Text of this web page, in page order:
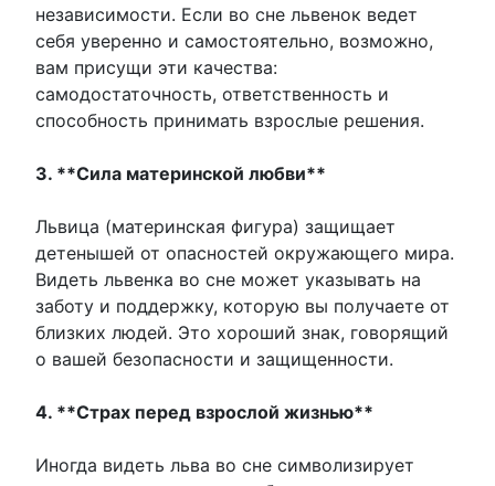
независимости. Если во сне львенок ведет
себя уверенно и самостоятельно, возможно,
вам присущи эти качества:
самодостаточность, ответственность и
способность принимать взрослые решения.
3. **Сила материнской любви**
Львица (материнская фигура) защищает
детенышей от опасностей окружающего мира.
Видеть львенка во сне может указывать на
заботу и поддержку, которую вы получаете от
близких людей. Это хороший знак, говорящий
о вашей безопасности и защищенности.
4. **Страх перед взрослой жизнью**
Иногда видеть льва во сне символизирует